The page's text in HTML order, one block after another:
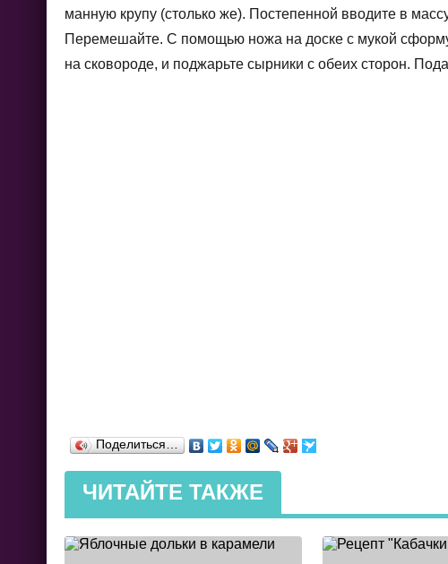
манную крупу (столько же). Постепенной вводите в
Перемешайте. С помощью ножа на доске с мукой
на сковороде, и поджарьте сырники с обеих сторон.
Поделиться…
ЧИТАЙТЕ ТАКЖЕ